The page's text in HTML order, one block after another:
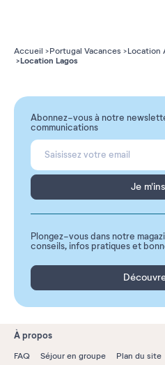
Accueil Portugal Vacances Location
Location Lagos
Abonnez-vous à notre
communications
Je
Plongez-vous dans notre
conseils, infos pratiques et
À propos
FAQ Séjour en groupe Plan du site